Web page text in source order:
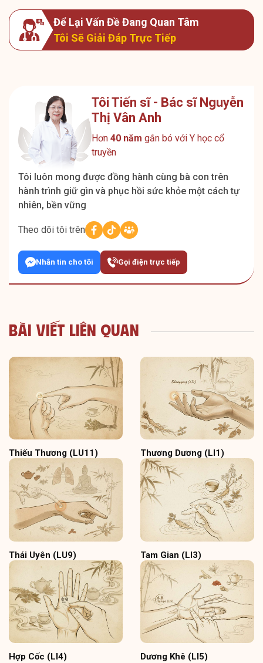
Để Lại Vấn Đề Đang Quan Tâm
Tôi Sẽ Giải Đáp Trực Tiếp
Tôi Tiến sĩ - Bác sĩ Nguyễn
Thị Vân Anh
Hơn 40 năm gắn bó với Y học cổ
truyền
Tôi luôn mong được đồng hành cùng bà con trên
hành trình giữ gìn và phục hồi sức khỏe một cách tự
nhiên, bền vững
Theo dõi tôi trên
Nhắn tin cho tôi Gọi điện trực tiếp
Bài Viết Liên Quan
Thiếu Thương (LU11) Thương Dương (LI1)
Thái Uyên (LU9) Tam Gian (LI3)
Hợp Cốc (LI4) Dương Khê (LI5)